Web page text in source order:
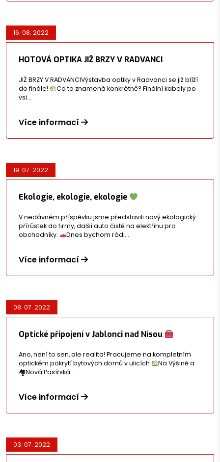
16. 08. 2022
HOTOVÁ OPTIKA JIŽ BRZY V RADVANCI
JIŽ BRZY V RADVANCIVýstavba optiky v Radvanci se již blíží
do finále!
Co to znamená konkrétně? Finální kabely po
vsi…
Více informací
19. 07. 2022
Ekologie, ekologie, ekologie
V nedávném příspěvku jsme představili nový ekologický
přírůstek do firmy, další auto čistě na elektřinu pro
obchodníky.
Dnes bychom rádi…
Více informací
08. 07. 2022
Optické připojení v Jablonci nad Nisou
Ano, není to sen, ale realita! Pracujeme na kompletním
optickém pokrytí bytových domů v ulicích
Na Výšině a
🏘Nová Pasířská.…
Více informací
03. 07. 2022